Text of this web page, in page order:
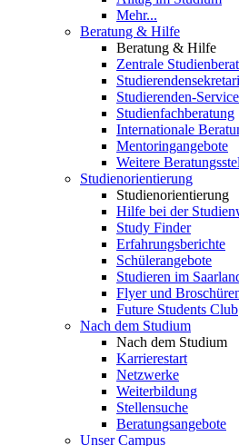
Mehr...
Beratung & Hilfe
Beratung & Hilfe
Zentrale
Studierenden-
Studienfachberatung
Internationale
Mentoringangebote
Weitere
Studienorientierung
Studienorientierung
Hilfe bei der
Study Finder
Erfahrungsberichte
Schülerangebote
Studieren im
Flyer und
Future Students Club
Nach dem Studium
Nach dem Studium
Karrierestart
Netzwerke
Weiterbildung
Stellensuche
Beratungsangebote
Unser Campus